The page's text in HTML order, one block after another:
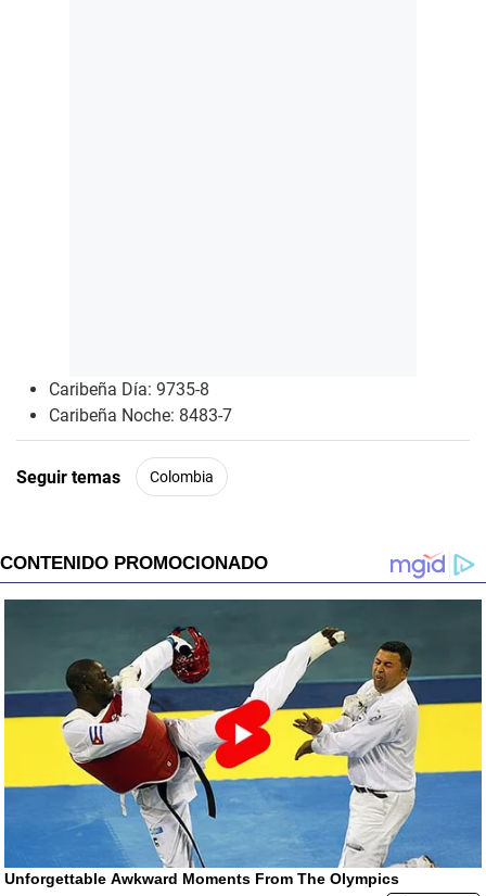
Caribeña Día: 9735-8
Caribeña Noche: 8483-7
Seguir temas Colombia